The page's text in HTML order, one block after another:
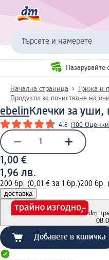
Търсете и намерете
Начална страница Грижа и
Продукти за почистване на очи
ebelin Клечки за уши,
4.8 (100 Оценки
1,00 €
1,96 лв.
200 бр. (0,01 € за 1 бр.)200 бр.
доставка
dm
Добавете в количка